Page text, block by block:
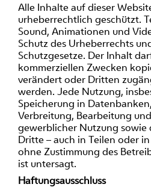
Alle Inhalte auf dieser
urheberrechtlich geschützt.
Sound, Animationen und
Schutz des Urheberrechts
Schutzgesetze. Der Inhalt
kommerziellen Zwecken
verändert oder Dritten
werden. Jede Nutzung,
Speicherung in
Verbreitung, Bearbeitung
gewerblicher Nutzung sowie
Dritte – auch in Teilen oder
ohne Zustimmung des
ist untersagt.
Haftungsausschluss